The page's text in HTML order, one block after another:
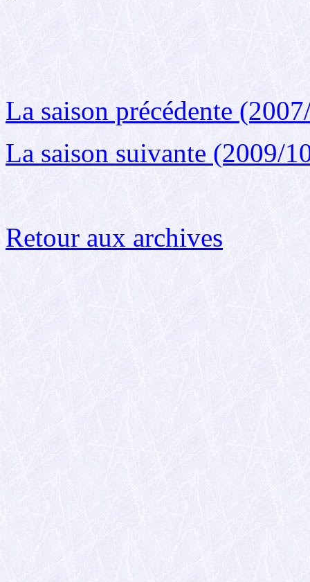
La saison précédente
La saison suivante (2009/
Retour aux archives